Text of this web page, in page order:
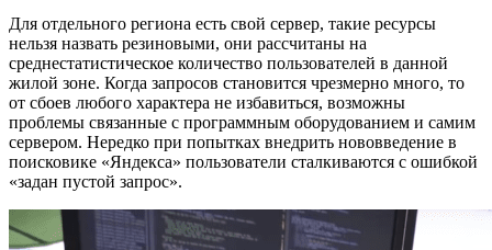
Для отдельного региона есть свой сервер, такие ресурсы
нельзя назвать резиновыми, они рассчитаны на
среднестатистическое количество пользователей в данной
жилой зоне. Когда запросов становится чрезмерно много, то
от сбоев любого характера не избавиться, возможны
проблемы связанные с программным оборудованием и самим
сервером. Нередко при попытках внедрить нововведение в
поисковике «Яндекса» пользователи сталкиваются с ошибкой
«задан пустой запрос».